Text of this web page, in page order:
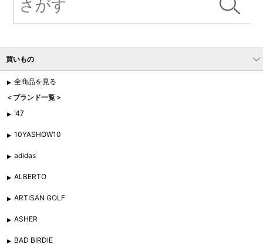
買いもの
全商品を見る
＜ブランド一覧＞
'47
10YASHOW10
adidas
ALBERTO
ARTISAN GOLF
ASHER
BAD BIRDIE